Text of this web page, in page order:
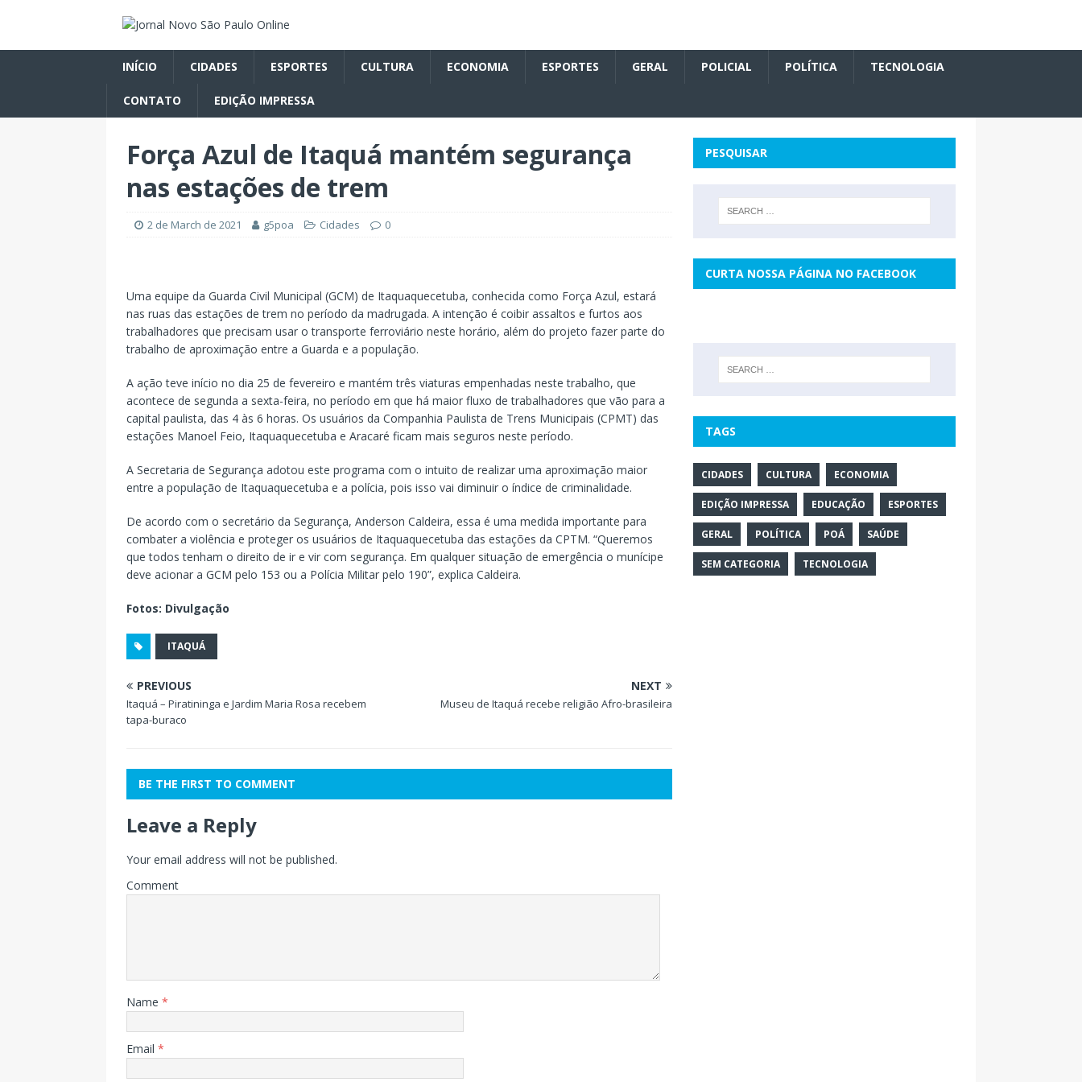
INÍCIO CIDADES ESPORTES CULTURA ECONOMIA ESPORTES GERAL POLICIAL POLÍTICA TECNOLOGIA
CONTATO EDIÇÃO IMPRESSA
Força Azul de Itaquá mantém segurança
nas estações de trem
2 de March de 2021 g5poa Cidades 0
Uma equipe da Guarda Civil Municipal (GCM) de Itaquaquecetuba, conhecida como Força Azul, estará
nas ruas das estações de trem no período da madrugada. A intenção é coibir assaltos e furtos aos
trabalhadores que precisam usar o transporte ferroviário neste horário, além do projeto fazer parte do
trabalho de aproximação entre a Guarda e a população.
A ação teve início no dia 25 de fevereiro e mantém três viaturas empenhadas neste trabalho, que
acontece de segunda a sexta-feira, no período em que há maior fluxo de trabalhadores que vão para a
capital paulista, das 4 às 6 horas. Os usuários da Companhia Paulista de Trens Municipais (CPMT) das
estações Manoel Feio, Itaquaquecetuba e Aracaré ficam mais seguros neste período.
A Secretaria de Segurança adotou este programa com o intuito de realizar uma aproximação maior
entre a população de Itaquaquecetuba e a polícia, pois isso vai diminuir o índice de criminalidade.
De acordo com o secretário da Segurança, Anderson Caldeira, essa é uma medida importante para
combater a violência e proteger os usuários de Itaquaquecetuba das estações da CPTM. “Queremos
que todos tenham o direito de ir e vir com segurança. Em qualquer situação de emergência o munícipe
deve acionar a GCM pelo 153 ou a Polícia Militar pelo 190”, explica Caldeira.
Fotos: Divulgação
ITAQUÁ
PREVIOUS
Itaquá – Piratininga e Jardim Maria Rosa recebem
tapa-buraco
NEXT
Museu de Itaquá recebe religião Afro-brasileira
BE THE FIRST TO COMMENT
Leave a Reply
Your email address will not be published.
Comment
Name *
Email *
PESQUISAR
CURTA NOSSA PÁGINA NO FACEBOOK
TAGS
CIDADES CULTURA ECONOMIA
EDIÇÃO IMPRESSA EDUCAÇÃO ESPORTES
GERAL POLÍTICA POÁ SAÚDE
SEM CATEGORIA TECNOLOGIA